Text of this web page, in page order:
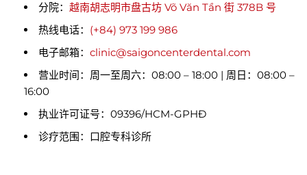
分院： 越南胡志明市盘古坊 Võ Văn Tần 街 378B 号
热线电话： (+84) 973 199 986
电子邮箱： clinic@saigoncenterdental.com
营业时间：周一至周六：08:00 – 18:00 | 周日：08:00 –
16:00
执业许可证号：09396/HCM-GPHĐ
诊疗范围：口腔专科诊所